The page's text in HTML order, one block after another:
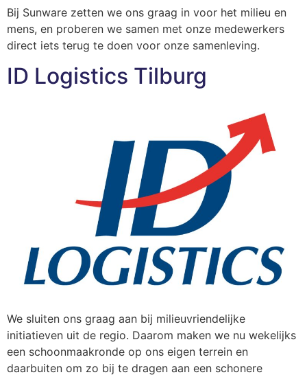
Bij Sunware zetten we ons graag in voor het milieu en
mens, en proberen we samen met onze medewerkers
direct iets terug te doen voor onze samenleving.
ID Logistics Tilburg
We sluiten ons graag aan bij milieuvriendelijke
initiatieven uit de regio. Daarom maken we nu wekelijks
een schoonmaakronde op ons eigen terrein en
daarbuiten om zo bij te dragen aan een schonere